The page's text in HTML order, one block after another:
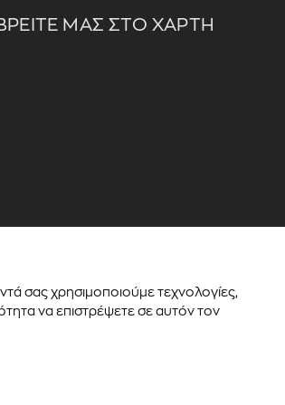
ΜΑΣ ΣΤΟ ΧΑΡΤΗ
σας χρησιμοποιούμε τεχνολογίες,
να επιστρέψετε σε αυτόν τον